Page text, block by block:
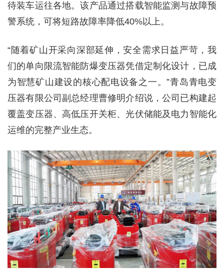
待装车运往各地。该产品通过搭载智能监测与故障预
警系统，可将短路故障率降低40%以上。
“随着矿山开采向深部延伸，安全需求日益严苛，我
们的单向限流智能防爆变压器凭借定制化设计，已成
为智慧矿山建设的核心配电设备之一。”青岛青电变
压器有限公司副总经理曹修明介绍说，公司已构建起
覆盖变压器、高低压开关柜、光伏储能及电力智能化
运维的完整产业生态。